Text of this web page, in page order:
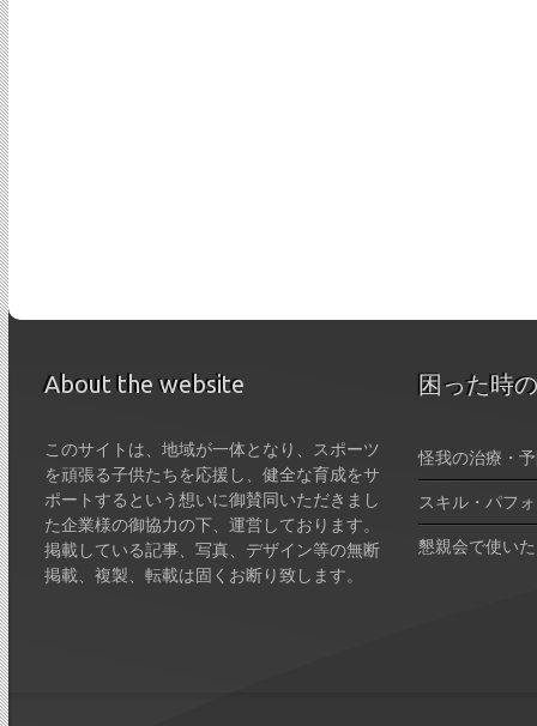
About the website
このサイトは、地域が一体となり、スポーツ
を頑張る子供たちを応援し、健全な育成をサ
ポートするという想いに御賛同いただきまし
た企業様の御協力の下、運営しております。
掲載している記事、写真、デザイン等の無断
掲載、複製、転載は固くお断り致します。
困った時
怪我の治療・
スキル・パフ
懇親会で使い